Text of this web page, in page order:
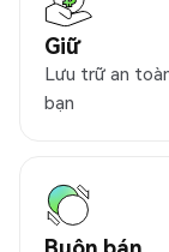
Giữ
Lưu trữ an
bạn